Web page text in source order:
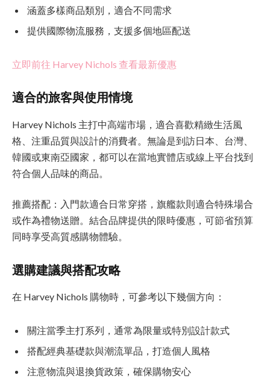
涵蓋多樣商品類別，適合不同需求
提供國際物流服務，支援多個地區配送
立即前往 Harvey Nichols 查看最新優惠
適合的旅客與使用情境
Harvey Nichols 主打中高端市場，適合喜歡精緻生活風
格、注重品質與設計的消費者。無論是到訪日本、台灣、
韓國或東南亞國家，都可以在當地實體店或線上平台找到
符合個人品味的商品。
推薦搭配：入門款適合日常穿搭，旗艦款則適合特殊場合
或作為禮物送贈。結合品牌提供的限時優惠，可節省預算
同時享受高質感購物體驗。
選購建議與搭配攻略
在 Harvey Nichols 購物時，可參考以下幾個方向：
關注當季主打系列，通常為限量或特別設計款式
搭配經典基礎款與潮流單品，打造個人風格
注意物流與退換貨政策，確保購物安心